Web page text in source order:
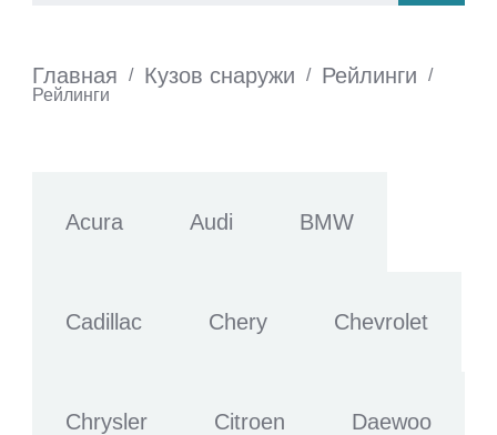
Главная / Кузов снаружи / Рейлинги
/
Рейлинги
Acura Audi BMW
Cadillac Chery Chevrolet
Chrysler Citroen Daewoo